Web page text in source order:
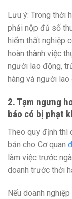
Lưu ý: Trong thời
phải nộp đủ số
hiểm thất nghiệp
hoàn thành việc
người lao động,
hàng và người lao
2. Tạm ngưng
báo có bị phạt
Theo quy định thì
bản cho Cơ quan
làm việc trước
doanh trước thời
Nếu doanh